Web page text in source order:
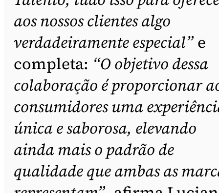
aos nossos clientes algo
verdadeiramente especial” e
completa: “O objetivo dessa
colaboração é proporcionar
consumidores uma
única e saborosa, elevando
ainda mais o padrão de
qualidade que ambas as